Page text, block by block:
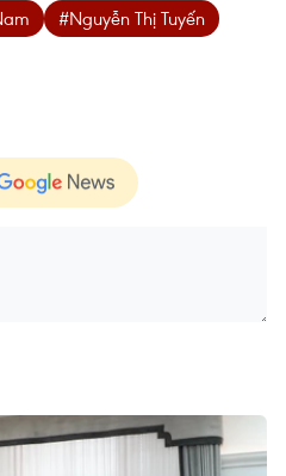
#Nguyễn Thị Tuyến